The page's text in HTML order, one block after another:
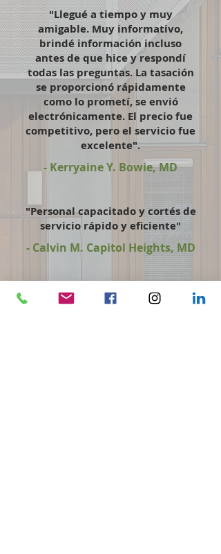
"Llegué a tiempo y muy
amigable. Muy informativo,
brindé información incluso
antes de que hice y respondí
todas las preguntas. La tasación
se proporcionó rápidamente
como lo prometí, se envió
electrónicamente. El precio fue
competitivo, pero el servicio fue
excelente".
- Kerryaine Y. Bowie, MD
"Personal capacitado y cortés de
servicio rápido y eficiente"
- Calvin M. Capitol Heights, MD
"Conocimos al Sr. Chris Jackson y
detectamos que era muy